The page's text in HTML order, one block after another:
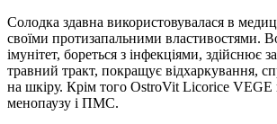
Солодка здавна використовувалася в
своїми протизапальними властивостями.
імунітет, бореться з інфекціями, здійснює
травний тракт, покращує відхаркування,
на шкіру. Крім того OstroVit Licorice VEGE
менопаузу і ПМС.